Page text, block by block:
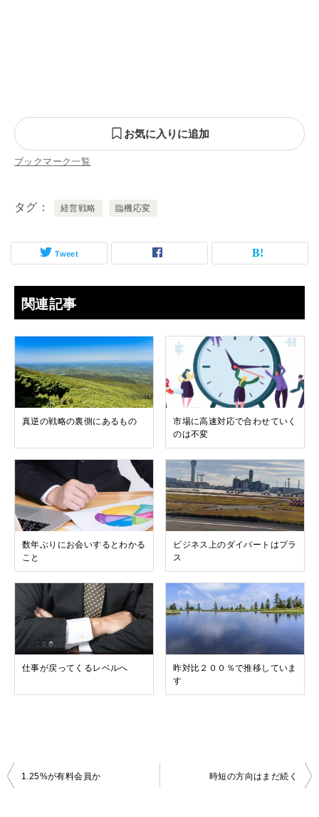
お気に入りに追加
ブックマーク一覧
タグ 経営戦略 臨機応変
Tweet
関連記事
真逆の戦略の裏側にあるもの
市場に高速対応で合わせていく
のは不変
数年ぶりにお会いするとわかる
こと
ビジネス上のダイバートはプラ
ス
仕事が戻ってくるレベルへ
昨対比２００％で推移していま
す
投
1.25%が有料会員か 時短の方向はまだ続く